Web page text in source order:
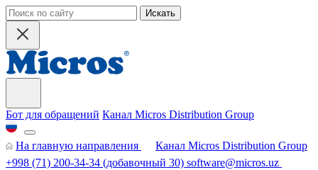
Искать
Бот для обращений Канал Micros Distribution Group
На главную направления
Канал Micros Distribution Group
+998 (71) 200-34-34 (добавочный 30) software@micros.uz